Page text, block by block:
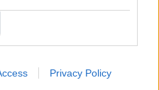
Privacy Policy